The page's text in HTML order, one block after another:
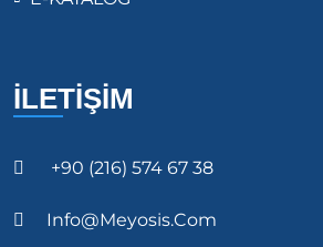
İLETİŞİM
+90 (216) 574 67 38
Info@meyosis.com